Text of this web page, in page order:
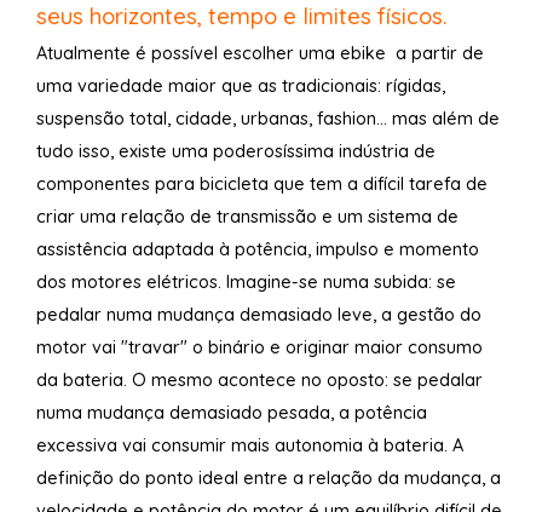
seus horizontes, tempo e limites físicos.
Atualmente é possível escolher uma ebike a partir de
uma variedade maior que as tradicionais: rígidas,
suspensão total, cidade, urbanas, fashion... mas além de
tudo isso, existe uma poderosíssima indústria de
componentes para bicicleta que tem a difícil tarefa de
criar uma relação de transmissão e um sistema de
assistência adaptada à potência, impulso e momento
dos motores elétricos. Imagine-se numa subida: se
pedalar numa mudança demasiado leve, a gestão do
motor vai "travar" o binário e originar maior consumo
da bateria. O mesmo acontece no oposto: se pedalar
numa mudança demasiado pesada, a potência
excessiva vai consumir mais autonomia à bateria. A
definição do ponto ideal entre a relação da mudança, a